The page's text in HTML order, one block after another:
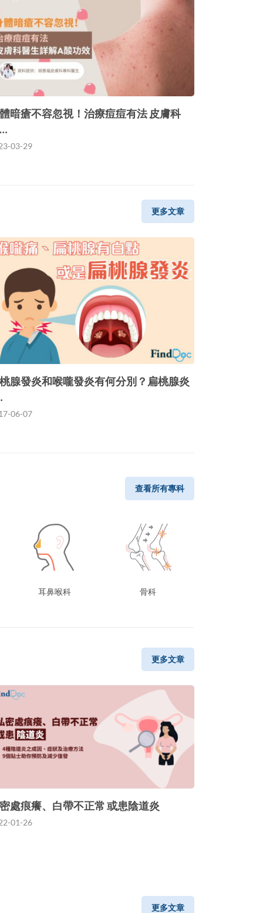
暗瘡不容忽視！治療痘痘有法 皮膚科
03-29
更多文章
腺發炎和喉嚨發炎有何分別？扁桃腺炎
06-07
查看所有專科
耳鼻喉科 骨科
更多文章
處痕癢、白帶不正常 或患陰道炎
01-26
更多文章